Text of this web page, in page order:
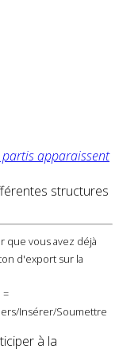
apparaissent
structures
que vous avez déjà
d'export sur la
=
Insérer/Soumettre
à la